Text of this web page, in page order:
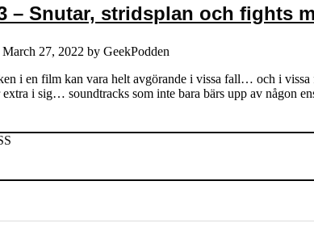
– Snutar, stridsplan och fights
March 27, 2022 by GeekPodden
i en film kan vara helt avgörande i vissa fall… och i
extra i sig… soundtracks som inte bara bärs upp av någon